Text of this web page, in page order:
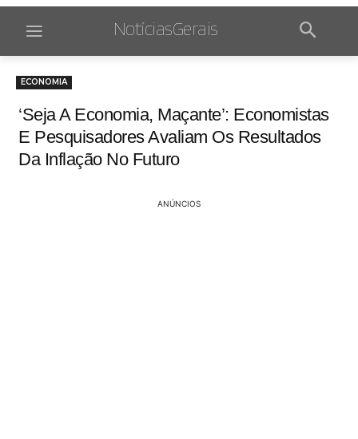
NotíciasGerais
ECONOMIA
‘seja A Economia, Maçante’: Economistas
E Pesquisadores Avaliam Os Resultados
Da Inflação No Futuro
ANÚNCIOS